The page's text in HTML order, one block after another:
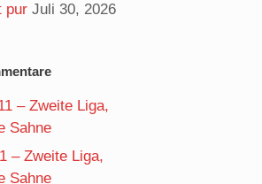
pur Juli 30, 2026
– Zweite Liga,
Sahne
– Zweite Liga,
Sahne